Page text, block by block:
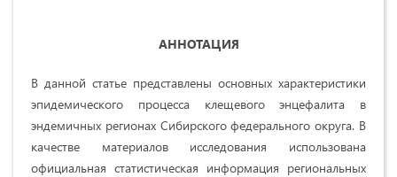
АННОТАЦИЯ
В данной статье представлены основных характеристики
эпидемического процесса клещевого энцефалита в
эндемичных регионах Сибирского федерального округа. В
качестве материалов исследования использована
официальная статистическая информация региональных